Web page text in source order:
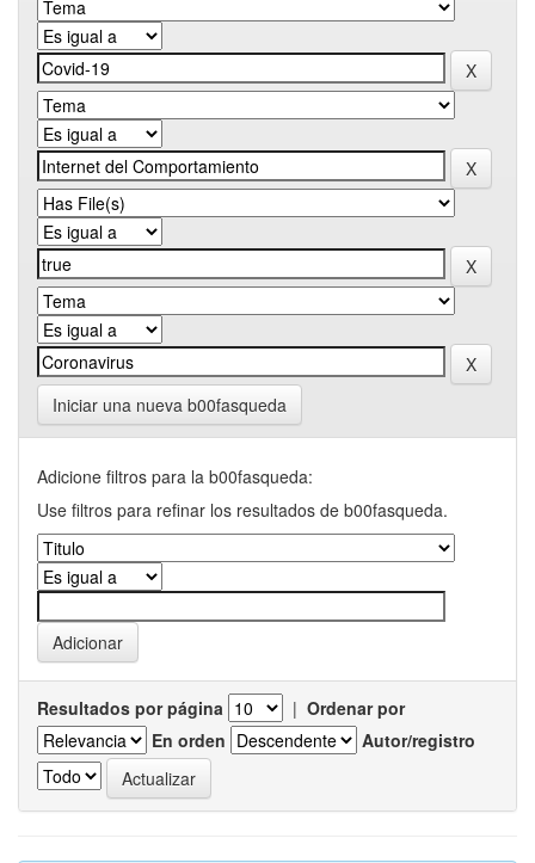
Iniciar una nueva b00fasqueda
Adicione filtros para la b00fasqueda:
Use filtros para refinar los resultados de b00fasqueda.
Resultados por página | Ordenar por
En orden
Autor/registro